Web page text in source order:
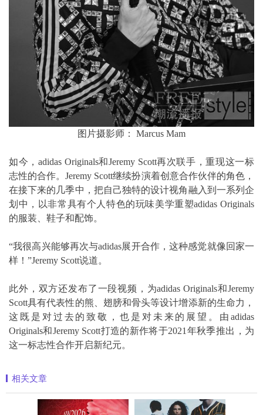
图片摄影师： Marcus Mam
如今，adidas Originals和Jeremy Scott再次联手，重现这一标
志性的合作。Jeremy Scott继续扮演着创意合作伙伴的角色，
在接下来的几季中，把自己独特的设计视角融入到一系列企
划中，以非常具有个人特色的玩味美学重塑adidas Originals
的服装、鞋子和配饰。
“我很高兴能够再次与adidas展开合作，这种感觉就像回家一
样！”Jeremy Scott说道。
此外，双方还发布了一段视频，为adidas Originals和Jeremy
Scott具有代表性的熊、翅膀和骨头等设计增添新的生命力，
这既是对过去的致敬，也是对未来的展望。由adidas
Originals和Jeremy Scott打造的新作将于2021年秋季推出，为
这一标志性合作开启新纪元。
相关文章